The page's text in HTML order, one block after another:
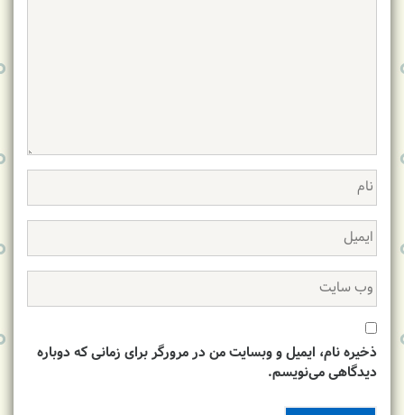
ذخیره نام، ایمیل و وبسایت من در مرورگر برای زمانی که دوباره
دیدگاهی می‌نویسم.